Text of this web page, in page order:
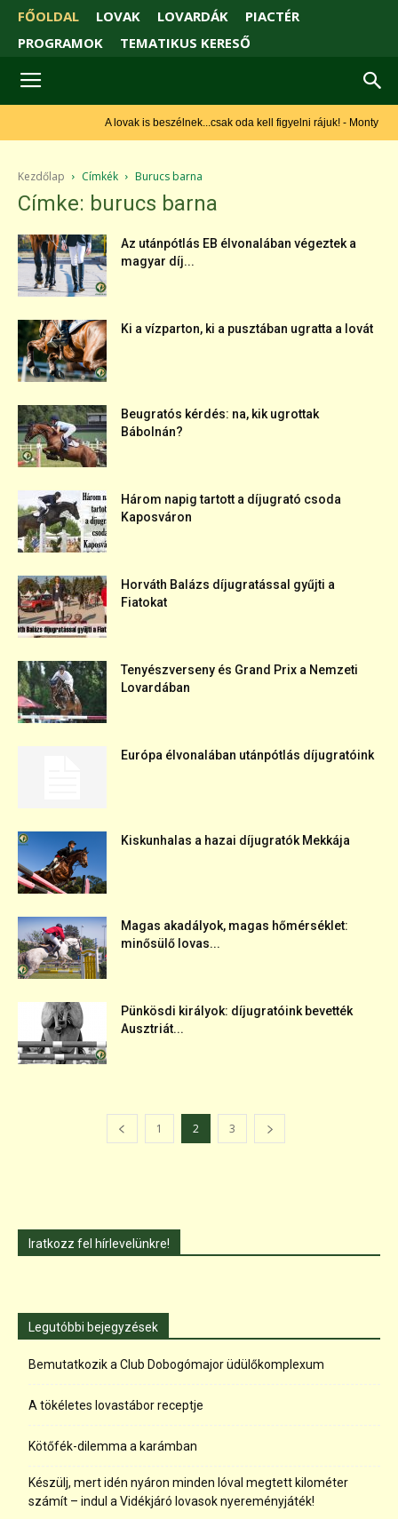
FŐOLDAL LOVAK LOVARDÁK
PIACTÉR
PROGRAMOK
TEMATIKUS KERESŐ
A lovak is beszélnek...csak oda kell figyelni rájuk! - Monty Roberts
Kezdőlap Címkék Burucs barna
Címke: burucs barna
Az utánpótlás EB élvonalában végeztek a
magyar díj...
Ki a vízparton, ki a pusztában ugratta a lovát
Beugratós kérdés: na, kik ugrottak
Bábolnán?
Három napig tartott a díjugrató csoda
Kaposváron
Horváth Balázs díjugratással gyűjti a
Fiatokat
Tenyészverseny és Grand Prix a Nemzeti
Lovardában
Európa élvonalában utánpótlás díjugratóink
Kiskunhalas a hazai díjugratók Mekkája
Magas akadályok, magas hőmérséklet:
minősülő lovas...
Pünkösdi királyok: díjugratóink bevették
Ausztriát...
1 2 3
Iratkozz fel hírlevelünkre!
Legutóbbi bejegyzések
Bemutatkozik a Club Dobogómajor üdülőkomplexum
A tökéletes lovastábor receptje
Kötőfék-dilemma a karámban
Készülj, mert idén nyáron minden lóval megtett kilométer
számít – indul a Vidékjáró lovasok nyereményjáték!